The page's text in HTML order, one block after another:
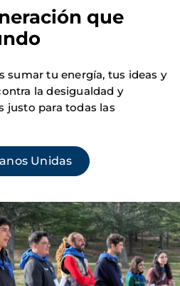
que
sumar tu energía, tus ideas y
la desigualdad y
justo para todas las
Unidas